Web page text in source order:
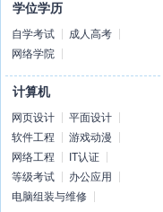
学位学历
自学考试
成人高考
网络学院
计算机
网页设计
平面设计
软件工程
游戏动漫
网络工程
IT认证
等级考试
办公应用
电脑组装与维修